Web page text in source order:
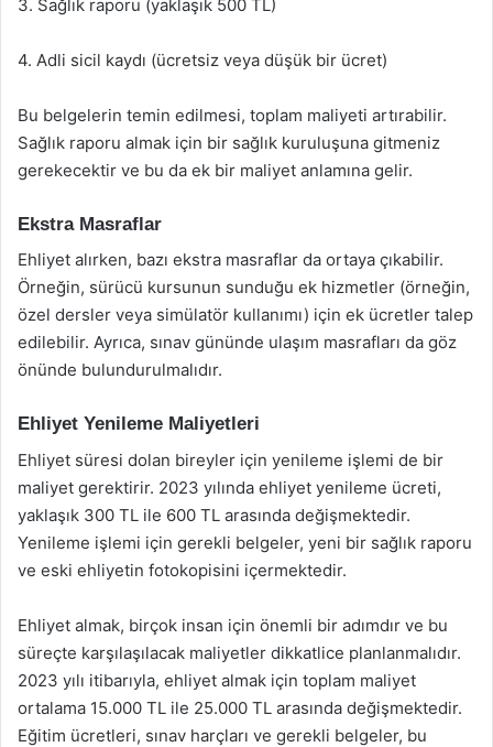
3. Sağlık raporu (yaklaşık 500 TL)
4. Adli sicil kaydı (ücretsiz veya düşük bir ücret)
Bu belgelerin temin edilmesi, toplam maliyeti artırabilir.
Sağlık raporu almak için bir sağlık kuruluşuna gitmeniz
gerekecektir ve bu da ek bir maliyet anlamına gelir.
Ekstra Masraflar
Ehliyet alırken, bazı ekstra masraflar da ortaya çıkabilir.
Örneğin, sürücü kursunun sunduğu ek hizmetler (örneğin,
özel dersler veya simülatör kullanımı) için ek ücretler talep
edilebilir. Ayrıca, sınav gününde ulaşım masrafları da göz
önünde bulundurulmalıdır.
Ehliyet Yenileme Maliyetleri
Ehliyet süresi dolan bireyler için yenileme işlemi de bir
maliyet gerektirir. 2023 yılında ehliyet yenileme ücreti,
yaklaşık 300 TL ile 600 TL arasında değişmektedir.
Yenileme işlemi için gerekli belgeler, yeni bir sağlık raporu
ve eski ehliyetin fotokopisini içermektedir.
Ehliyet almak, birçok insan için önemli bir adımdır ve bu
süreçte karşılaşılacak maliyetler dikkatlice planlanmalıdır.
2023 yılı itibarıyla, ehliyet almak için toplam maliyet
ortalama 15.000 TL ile 25.000 TL arasında değişmektedir.
Eğitim ücretleri, sınav harçları ve gerekli belgeler, bu